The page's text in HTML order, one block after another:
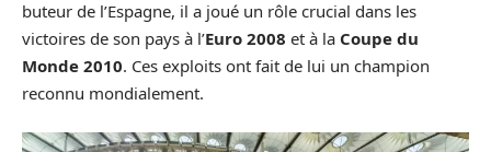
buteur de l’Espagne, il a joué un rôle crucial dans les
victoires de son pays à l’Euro 2008 et à la Coupe du
Monde 2010. Ces exploits ont fait de lui un champion
reconnu mondialement.